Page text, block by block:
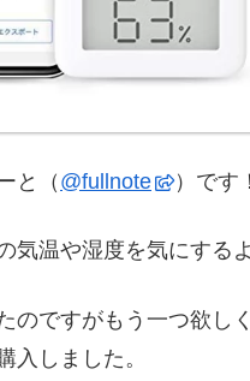
と（ @fullnote ）です
気温や湿度を気にする
のですがもう一つ欲し
入しました。